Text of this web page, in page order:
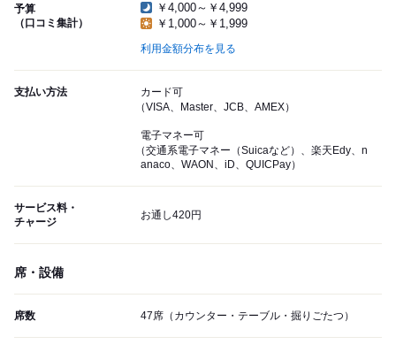
予算
（口コミ集計）
￥4,000～￥4,999
￥1,000～￥1,999
利用金額分布を見る
支払い方法
カード可
（VISA、Master、JCB、AMEX）
電子マネー可
（交通系電子マネー（Suicaなど）、楽天Edy、n
anaco、WAON、iD、QUICPay）
サービス料・
チャージ
お通し420円
席・設備
席数 47席（カウンター・テーブル・掘りごたつ）